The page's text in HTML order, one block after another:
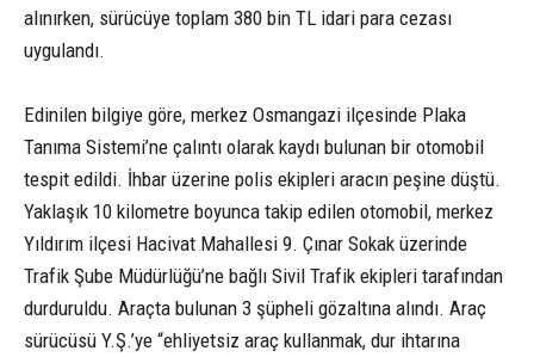
alınırken, sürücüye toplam 380 bin TL idari para cezası
uygulandı.
Edinilen bilgiye göre, merkez Osmangazi ilçesinde Plaka
Tanıma Sistemi’ne çalıntı olarak kaydı bulunan bir otomobil
tespit edildi. İhbar üzerine polis ekipleri aracın peşine düştü.
Yaklaşık 10 kilometre boyunca takip edilen otomobil, merkez
Yıldırım ilçesi Hacivat Mahallesi 9. Çınar Sokak üzerinde
Trafik Şube Müdürlüğü’ne bağlı Sivil Trafik ekipleri tarafından
durduruldu. Araçta bulunan 3 şüpheli gözaltına alındı. Araç
sürücüsü Y.Ş.’ye “ehliyetsiz araç kullanmak, dur ihtarına